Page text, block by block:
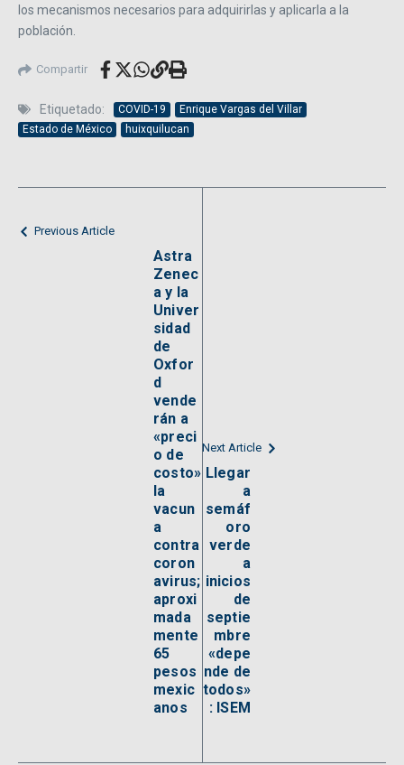
los mecanismos necesarios para adquirirlas y aplicarla a la
población.
Compartir
Etiquetado: COVID-19
Enrique Vargas del Villar
Estado de México
huixquilucan
Previous Article
Astra
Zenec
a y la
Univer
sidad
de
Oxfor
d
vende
rán a
«preci
o de
costo»
la
vacun
a
contra
coron
avirus;
aproxi
mada
mente
65
pesos
mexic
anos
Next Article
Llegar
a
semáf
oro
verde
a
inicios
de
septie
mbre
«depe
nde de
todos»
: ISEM